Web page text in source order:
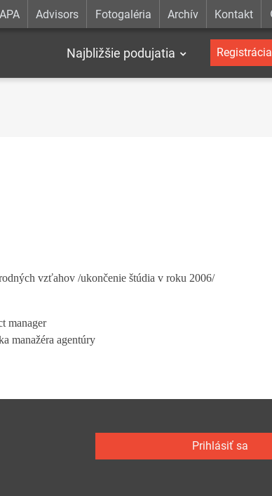
Advisors Fotogaléria Archív Kontakt
Najbližšie podujatia Registrácia
vzťahov /ukončenie štúdia v roku 2006/
manager
manažéra agentúry
Prihlásiť sa